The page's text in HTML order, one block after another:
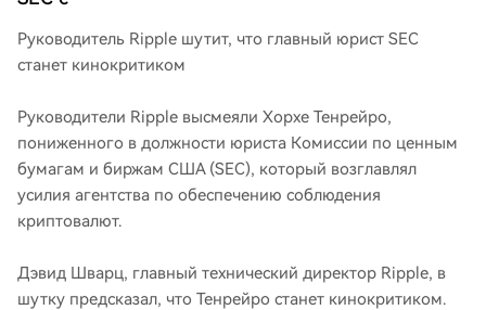
Руководитель Ripple шутит, что главный юрист SEC
станет кинокритиком
Руководители Ripple высмеяли Хорхе Тенрейро,
пониженного в должности юриста Комиссии по ценным
бумагам и биржам США (SEC), который возглавлял
усилия агентства по обеспечению соблюдения
криптовалют.
Дэвид Шварц, главный технический директор Ripple, в
шутку предсказал, что Тенрейро станет кинокритиком.